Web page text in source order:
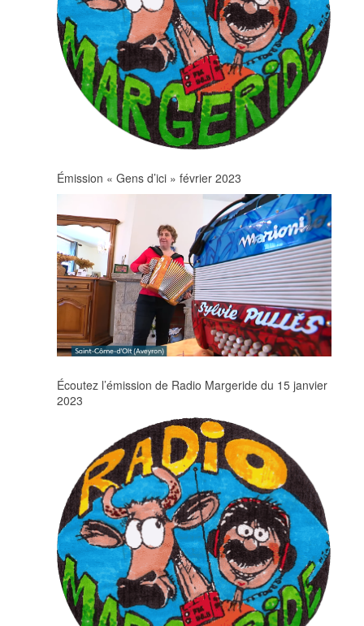
Émission « Gens d’ici » février 2023
Écoutez l’émission de Radio Margeride du 15 janvier
2023